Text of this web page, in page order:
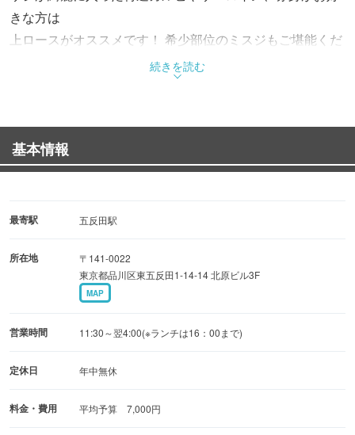
きな方は
上ロースがオススメです！ 希少部位のミスジもご堪能くだ
店内の雰囲気は落ち着いた雰囲気でお楽しみいただけま
ビール、サワー、ワイン、シャンパン、日本酒、焼酎、韓
国酒など
しください♪
続きを読む
基本情報
最寄駅 五反田駅
所在地
〒141-0022
東京都品川区東五反田1-14-14 北原ビル3F
MAP
営業時間 11:30～翌4:00(※ランチは16：00まで)
定休日 年中無休
料金・費用 平均予算 7,000円